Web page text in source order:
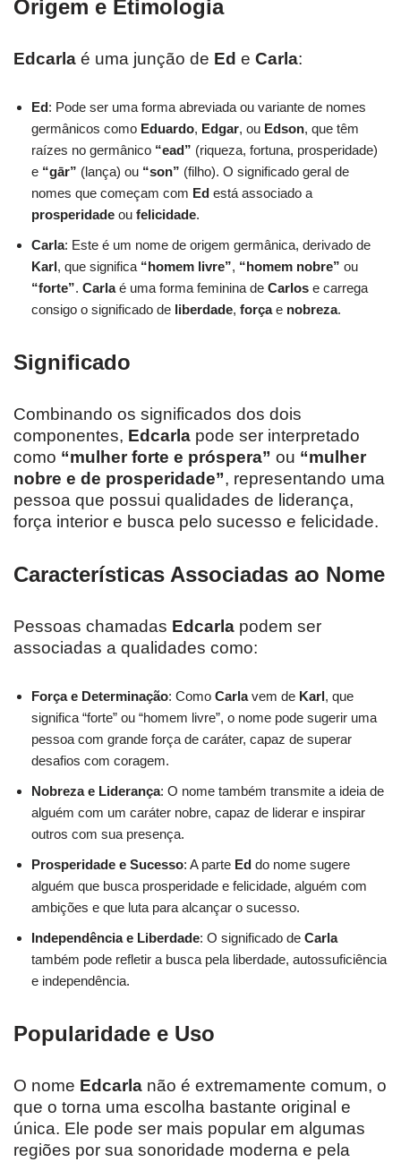
Origem e Etimologia
Edcarla é uma junção de Ed e Carla:
Ed: Pode ser uma forma abreviada ou variante de nomes
germânicos como Eduardo, Edgar, ou Edson, que têm
raízes no germânico “ead” (riqueza, fortuna, prosperidade)
e “gār” (lança) ou “son” (filho). O significado geral de
nomes que começam com Ed está associado a
prosperidade ou felicidade.
Carla: Este é um nome de origem germânica, derivado de
Karl, que significa “homem livre”, “homem nobre” ou
“forte”. Carlaé uma forma feminina de Carlos e carrega
consigo o significado de liberdade, forçae nobreza.
Significado
Combinando os significados dos dois
componentes, Edcarla pode ser interpretado
como “mulher forte e próspera” ou “mulher
nobre e de prosperidade”, representando uma
pessoa que possui qualidades de liderança,
força interior e busca pelo sucesso e felicidade.
Características Associadas ao Nome
Pessoas chamadas Edcarla podem ser
associadas a qualidades como:
Força e Determinação: Como Carlavem de Karl, que
significa “forte” ou “homem livre”, o nome pode sugerir uma
pessoa com grande força de caráter, capaz de superar
desafios com coragem.
Nobreza e Liderança: O nome também transmite a ideia de
alguém com um caráter nobre, capaz de liderar e inspirar
outros com sua presença.
Prosperidade e Sucesso: A parte Ed do nome sugere
alguém que busca prosperidade e felicidade, alguém com
ambições e que luta para alcançar o sucesso.
Independência e Liberdade: O significado de Carla
também pode refletir a busca pela liberdade, autossuficiência
e independência.
Popularidade e Uso
O nome Edcarla não é extremamente comum, o
que o torna uma escolha bastante original e
única. Ele pode ser mais popular em algumas
regiões por sua sonoridade moderna e pela